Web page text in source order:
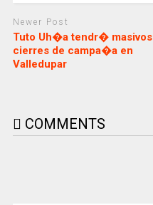
Newer Post
Tuto Uh�a tendr� masivos
cierres de campa�a en
Valledupar
COMMENTS